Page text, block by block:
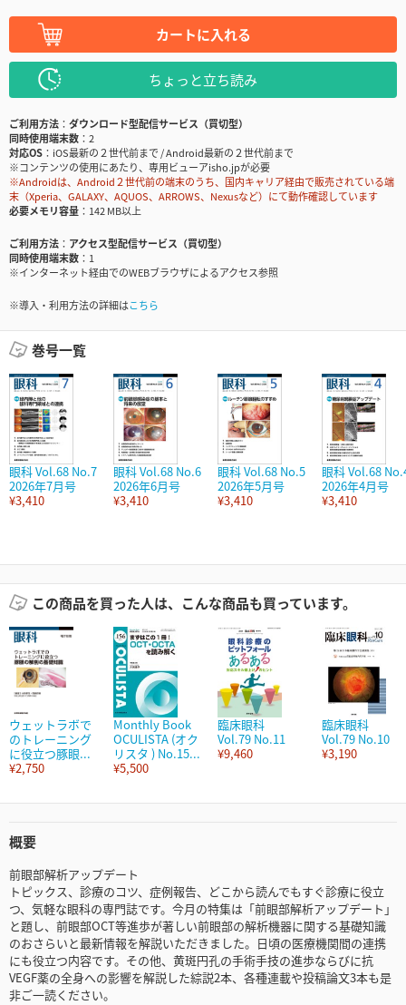
カートに入れる
ちょっと立ち読み
ご利用方法
ダウンロード型配信サービス（買切型）
同時使用端末数
2
対応OS
iOS最新の２世代前まで / Android最新の２世代前まで
※コンテンツの使用にあたり、専用ビューアisho.jpが必要
※Androidは、Android２世代前の端末のうち、国内キャリア経由で販売されている端
末（Xperia、GALAXY、AQUOS、ARROWS、Nexusなど）にて動作確認しています
必要メモリ容量
142 MB以上
ご利用方法
アクセス型配信サービス（買切型）
同時使用端末数
1
※インターネット経由でのWEBブラウザによるアクセス参照
※導入・利用方法の詳細はこちら
巻号一覧
眼科 Vol.68 No.7
2026年7月号
¥3,410
眼科 Vol.68 No.6
2026年6月号
¥3,410
眼科 Vol.68 No.5
2026年5月号
¥3,410
眼科 Vol.68
2026年4月号
¥3,410
この商品を買った人は、こんな商品も買っています。
ウェットラボで
のトレーニング
に役立つ豚眼...
¥2,750
Monthly Book
OCULISTA (オク
リスタ ) No.15...
¥5,500
臨床眼科
Vol.79 No.11
¥9,460
臨床眼科
Vol.79 No.10
¥3,190
概要
前眼部解析アップデート
トピックス、診療のコツ、症例報告、どこから読んでもすぐ診療に役立
つ、気軽な眼科の専門誌です。今月の特集は「前眼部解析アップデート」
と題し、前眼部OCT等進歩が著しい前眼部の解析機器に関する基礎知識
のおさらいと最新情報を解説いただきました。日頃の医療機関間の連携
にも役立つ内容です。その他、黄斑円孔の手術手技の進歩ならびに抗
VEGF薬の全身への影響を解説した綜説2本、各種連載や投稿論文3本も是
非ご一読ください。